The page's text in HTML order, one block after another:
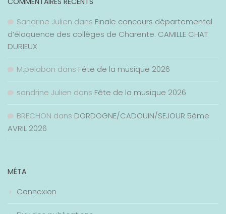
Sandrine Julien dans Finale concours départemental
d’éloquence des collèges de Charente. CAMILLE CHAT
DURIEUX
M.pelabon dans Fête de la musique 2026
sandrine Julien dans Fête de la musique 2026
BRECHON dans DORDOGNE/CADOUIN/SEJOUR 5ème
AVRIL 2026
MÉTA
Connexion